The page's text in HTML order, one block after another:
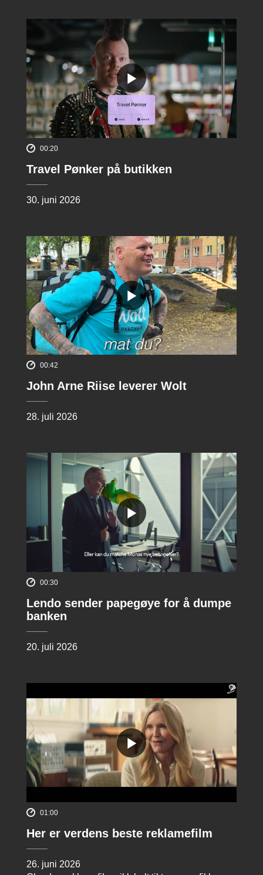
00:20
Travel Pønker på butikken
30. juni 2026
00:42
John Arne Riise leverer Wolt
28. juli 2026
00:30
Lendo sender papegøye for å dumpe
banken
20. juli 2026
01:00
Her er verdens beste reklamefilm
26. juni 2026